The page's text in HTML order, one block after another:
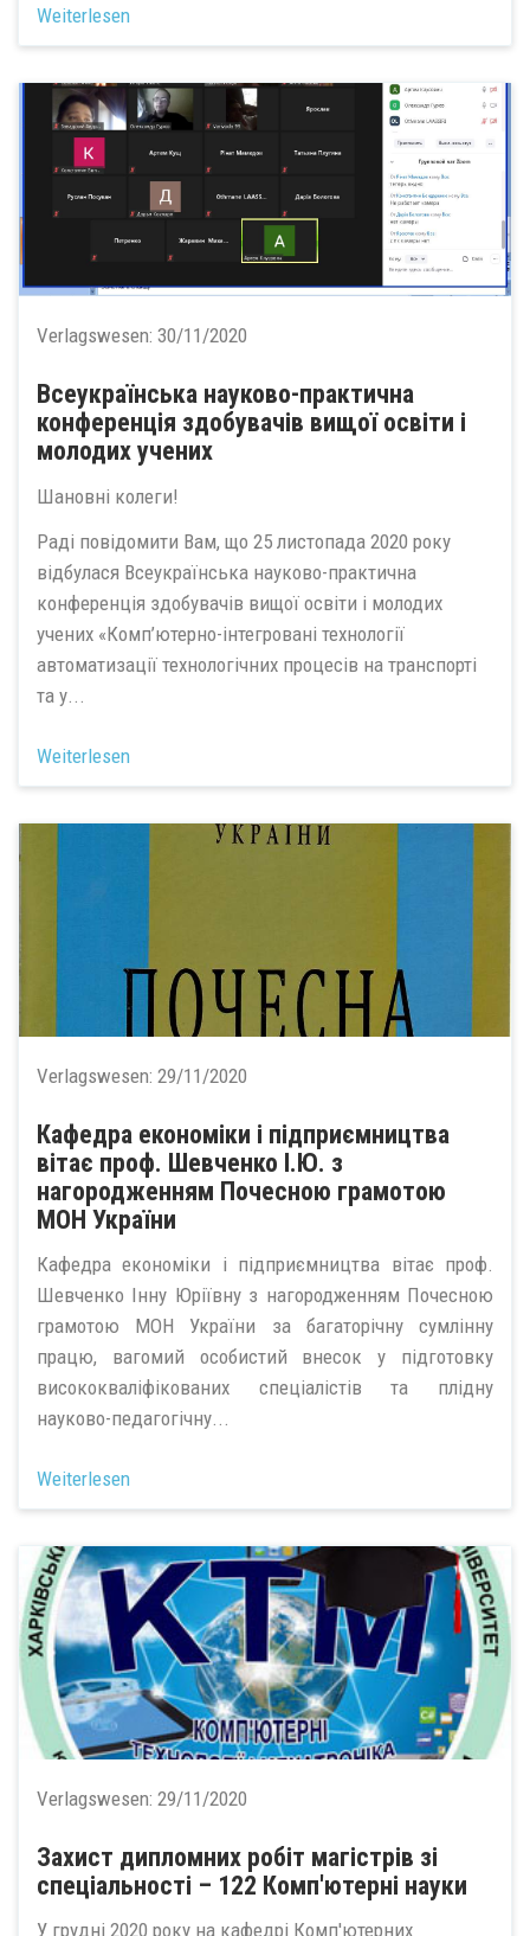
Weiterlesen
Verlagswesen: 30/11/2020
Всеукраїнська науково-практична
конференція здобувачів вищої освіти і
молодих учених
Шановні колеги!
Раді повідомити Вам, що 25 листопада 2020 року
відбулася Всеукраїнська науково-практична
конференція здобувачів вищої освіти і молодих
учених «Комп’ютерно-інтегровані технології
автоматизації технологічних процесів на транспорті
та у...
Weiterlesen
Verlagswesen: 29/11/2020
Кафедра економіки і підприємництва
вітає проф. Шевченко І.Ю. з
нагородженням Почесною грамотою
МОН України
Кафедра економіки і підприємництва вітає проф.
Шевченко Інну Юріївну з нагородженням Почесною
грамотою МОН України за багаторічну сумлінну
працю, вагомий особистий внесок у підготовку
висококваліфікованих спеціалістів та плідну
науково-педагогічну...
Weiterlesen
Verlagswesen: 29/11/2020
Захист дипломних робіт магістрів зі
спеціальності – 122 Комп'ютерні науки
У грудні 2020 року на кафедрі Комп'ютерних